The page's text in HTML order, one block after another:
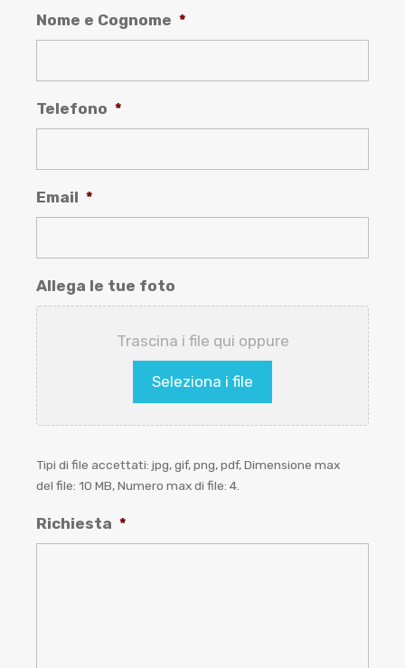
Nome e Cognome *
Telefono *
Email *
Allega le tue foto
Trascina i file qui oppure
Seleziona i file
Tipi di file accettati: jpg, gif, png, pdf, Dimensione max
del file: 10 MB, Numero max di file: 4.
Richiesta *